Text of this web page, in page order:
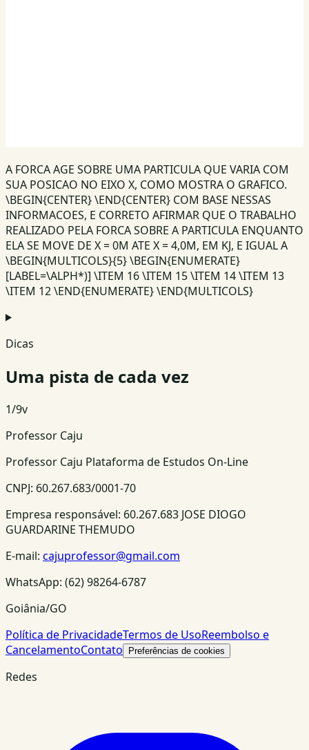
A FORCA AGE SOBRE UMA PARTICULA QUE VARIA COM
SUA POSICAO NO EIXO X, COMO MOSTRA O GRAFICO.
\BEGIN{CENTER} \END{CENTER} COM BASE NESSAS
INFORMACOES, E CORRETO AFIRMAR QUE O TRABALHO
REALIZADO PELA FORCA SOBRE A PARTICULA ENQUANTO
ELA SE MOVE DE X = 0M ATE X = 4,0M, EM KJ, E IGUAL A
\BEGIN{MULTICOLS}{5} \BEGIN{ENUMERATE}
[LABEL=\ALPH*)] \ITEM 16 \ITEM 15 \ITEM 14 \ITEM 13
\ITEM 12 \END{ENUMERATE} \END{MULTICOLS}
Dicas
Uma pista de cada vez
1/9v
Professor Caju
Professor Caju Plataforma de Estudos On-Line
CNPJ: 60.267.683/0001-70
Empresa responsável: 60.267.683 JOSE DIOGO
GUARDARINE THEMUDO
E-mail: cajuprofessor@gmail.com
WhatsApp: (62) 98264-6787
Goiânia/GO
Política de PrivacidadeTermos de UsoReembolso e
CancelamentoContato Preferências de cookies
Redes